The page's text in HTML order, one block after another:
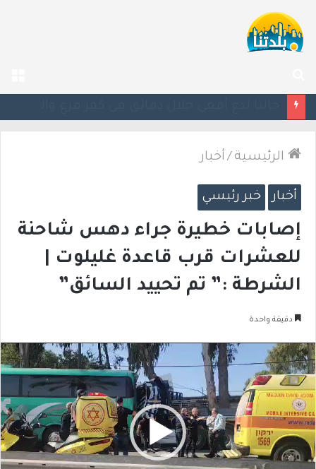
عن
الرئيسية / أخبار
أخبار خبر رئيسي
إصابات خطيرة جراء دهس شاحنة
للعشرات قرب قاعدة غليلوت |
الشرطة :” تم تحييد السائق”
دقيقة واحدة
مشغل
الفيديو